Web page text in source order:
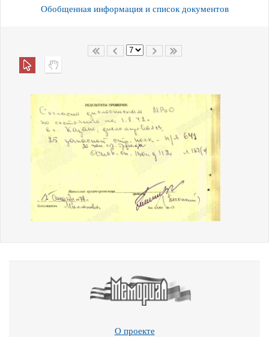
Обобщенная информация и список документов
О проекте